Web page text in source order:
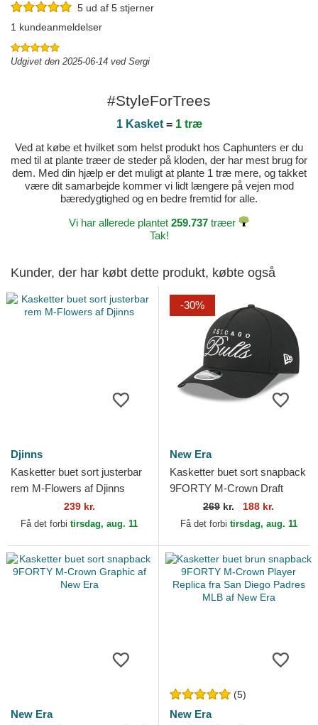
5 ud af 5 stjerner
1 kundeanmeldelser
Udgivet den 2025-06-14 ved Sergi
#StyleForTrees
1 Kasket= 1 træ
Ved at købe et hvilket som helst produkt hos Caphunters er du
med til at plante træer de steder på kloden, der har mest brug for
dem. Med din hjælp er det muligt at plante 1 træ mere, og takket
være dit samarbejde kommer vi lidt længere på vejen mod
bæredygtighed og en bedre fremtid for alle.
Vi har allerede plantet 259.737 træer
Tak!
Kunder, der har købt dette produkt, købte også
Djinns
Kasketter buet sort justerbar
rem M-Flowers af Djinns
239 kr.
Få det forbi tirsdag, aug. 11
-30%
New Era
Kasketter buet sort snapback
9FORTY M-Crown Draft
2025 fra Chicago Bulls NBA
af New Era
269 kr. 188 kr.
Få det forbi tirsdag, aug. 11
New Era
(5)
New Era